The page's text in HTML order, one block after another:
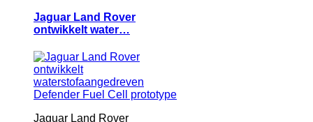
Jaguar Land Rover
ontwikkelt water…
Jaguar Land Rover